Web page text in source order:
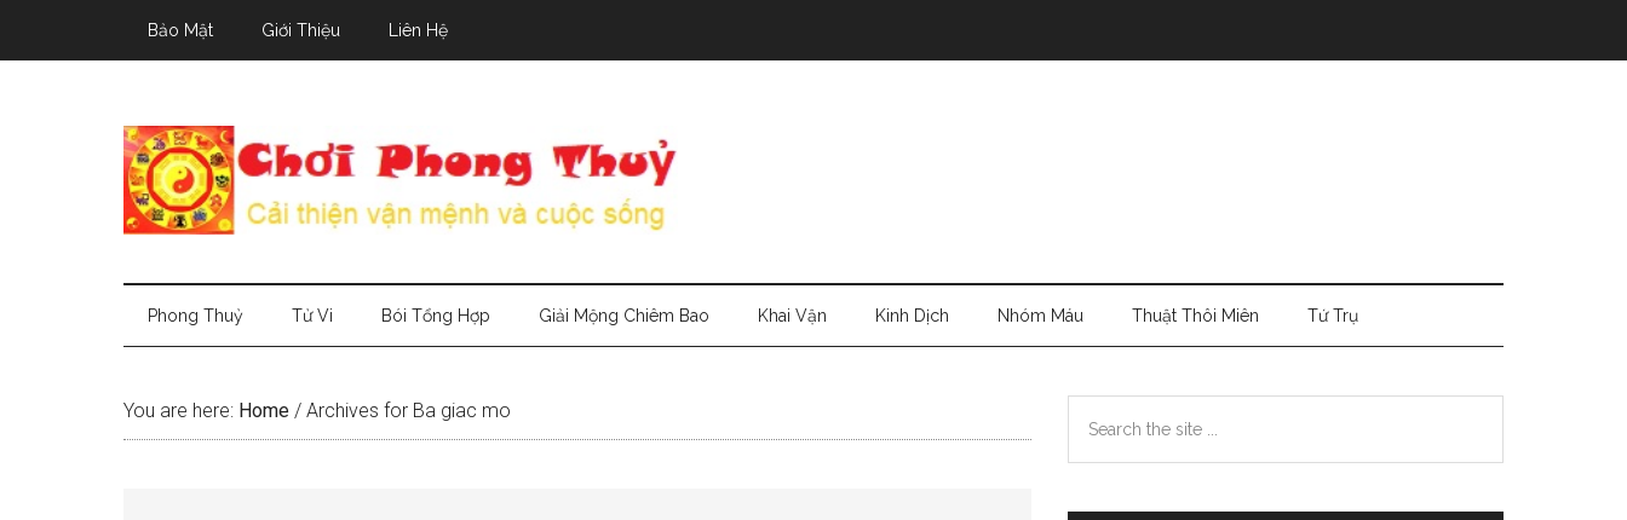
Bảo Mật Giới Thiệu Liên Hệ
Phong Thuỷ Tử Vi Bói Tổng Hợp Giải Mộng Chiêm Bao Khai Vận Kinh Dịch Nhóm Máu Thuật Thôi Miên Tứ Trụ
You are here: Home / Archives for Ba giac mo
Primary
Sidebar
the